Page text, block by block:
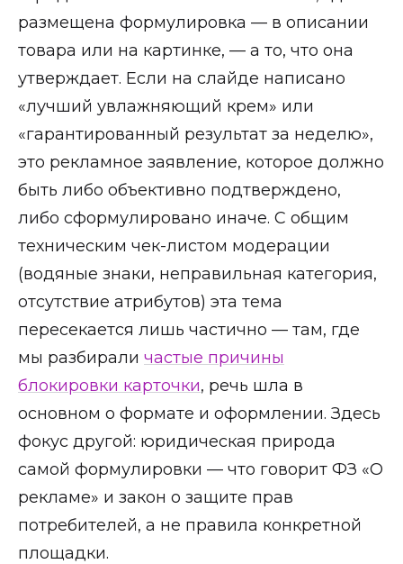
размещена формулировка — в описании
товара или на картинке, — а то, что она
утверждает. Если на слайде написано
«лучший увлажняющий крем» или
«гарантированный результат за неделю»,
это рекламное заявление, которое должно
быть либо объективно подтверждено,
либо сформулировано иначе. С общим
техническим чек-листом модерации
(водяные знаки, неправильная категория,
отсутствие атрибутов) эта тема
пересекается лишь частично — там, где
мы разбирали частые причины
блокировки карточки, речь шла в
основном о формате и оформлении. Здесь
фокус другой: юридическая природа
самой формулировки — что говорит ФЗ «О
рекламе» и закон о защите прав
потребителей, а не правила конкретной
площадки.